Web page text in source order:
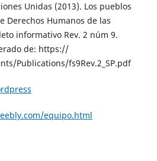
Unidas (2013). Los pueblos
Derechos Humanos de las
informativo Rev. 2 núm 9.
de: https://
Publications/fs9Rev.2_SP.pdf
equipo.html